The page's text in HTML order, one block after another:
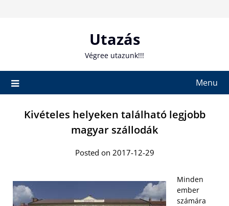
Utazás
Végree utazunk!!!
Menu
Kivételes helyeken található legjobb
magyar szállodák
Posted on 2017-12-29
Minden
ember
számára